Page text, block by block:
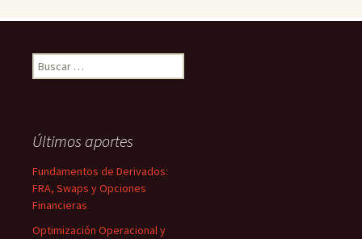
Buscar:
Últimos aportes
Fundamentos de Derivados:
FRA, Swaps y Opciones
Financieras
Optimización Operacional y